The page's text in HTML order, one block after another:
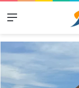
Menu